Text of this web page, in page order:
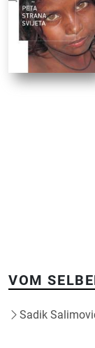
VOM
Sadik